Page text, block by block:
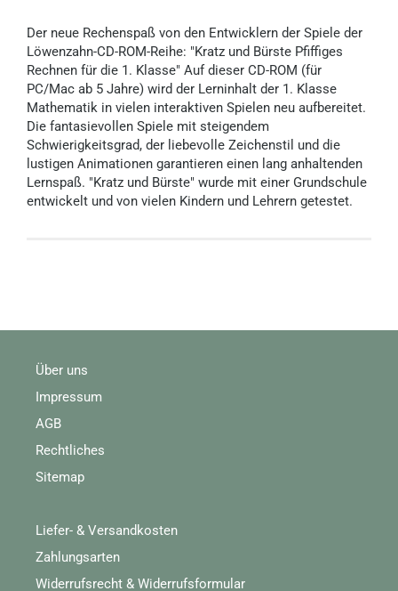
Der neue Rechenspaß von den Entwicklern der Spiele der
Löwenzahn-CD-ROM-Reihe: "Kratz und Bürste Pfiffiges
Rechnen für die 1. Klasse" Auf dieser CD-ROM (für
PC/Mac ab 5 Jahre) wird der Lerninhalt der 1. Klasse
Mathematik in vielen interaktiven Spielen neu aufbereitet.
Die fantasievollen Spiele mit steigendem
Schwierigkeitsgrad, der liebevolle Zeichenstil und die
lustigen Animationen garantieren einen lang anhaltenden
Lernspaß. "Kratz und Bürste" wurde mit einer Grundschule
entwickelt und von vielen Kindern und Lehrern getestet.
Über uns
Impressum
AGB
Rechtliches
Sitemap
Liefer- & Versandkosten
Zahlungsarten
Widerrufsrecht & Widerrufsformular